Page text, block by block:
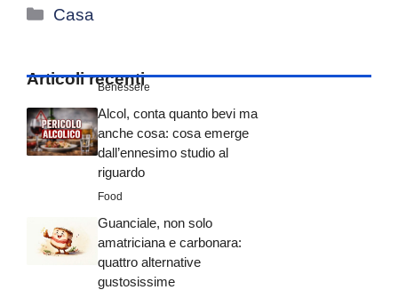
Categorie
Casa
Articoli recenti
Benessere
Alcol, conta quanto bevi ma
anche cosa: cosa emerge
dall’ennesimo studio al
riguardo
Food
Guanciale, non solo
amatriciana e carbonara:
quattro alternative
gustosissime